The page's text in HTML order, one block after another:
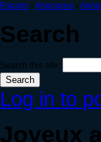
Forums › Annonces ›
Search
Search this site:
Log in to
Joyeux